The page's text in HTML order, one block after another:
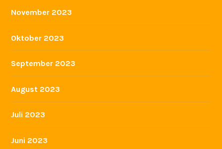
November 2023
Oktober 2023
September 2023
August 2023
Juli 2023
Juni 2023